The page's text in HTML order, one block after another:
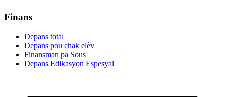
Finans
Depans total
Depans pou chak elèv
Finansman pa Sous
Depans Edikasyon Espesyal